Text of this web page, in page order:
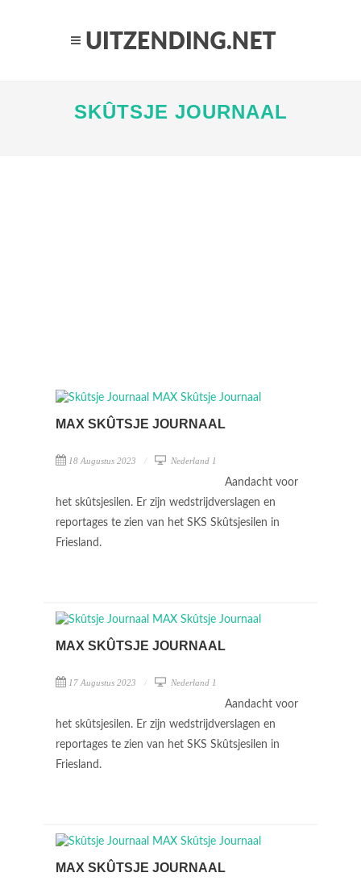
SKÛTSJE JOURNAAL
MAX SKÛTSJE JOURNAAL
18 Augustus 2023 Nederland 1
Aandacht voor
het skûtsjesilen. Er zijn wedstrijdverslagen en
reportages te zien van het SKS Skûtsjesilen in
Friesland.
MAX SKÛTSJE JOURNAAL
17 Augustus 2023 Nederland 1
Aandacht voor
het skûtsjesilen. Er zijn wedstrijdverslagen en
reportages te zien van het SKS Skûtsjesilen in
Friesland.
MAX SKÛTSJE JOURNAAL